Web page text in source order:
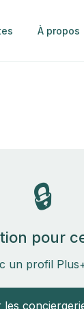
À propos
🔒
pour
un profil
les